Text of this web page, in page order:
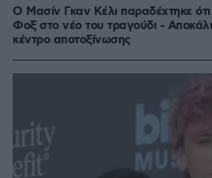
Ο Μασίν Γκαν Κέλι παραδέχτηκε
Φοξ στο νέο του τραγούδι -
κέντρο αποτοξίνωσης